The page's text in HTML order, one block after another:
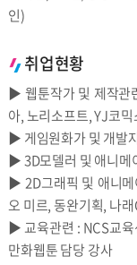
인)
취업현황
▶ 웹툰작가 및 제작관
아, 노리소프트, YJ코
▶ 게임원화가 및 개발
▶ 3D모델러 및 애니메
▶ 2D그래픽 및 애니메
오 미르, 동완기획, 나
▶ 교육관련 : NCS교
만화웹툰 담당 강사